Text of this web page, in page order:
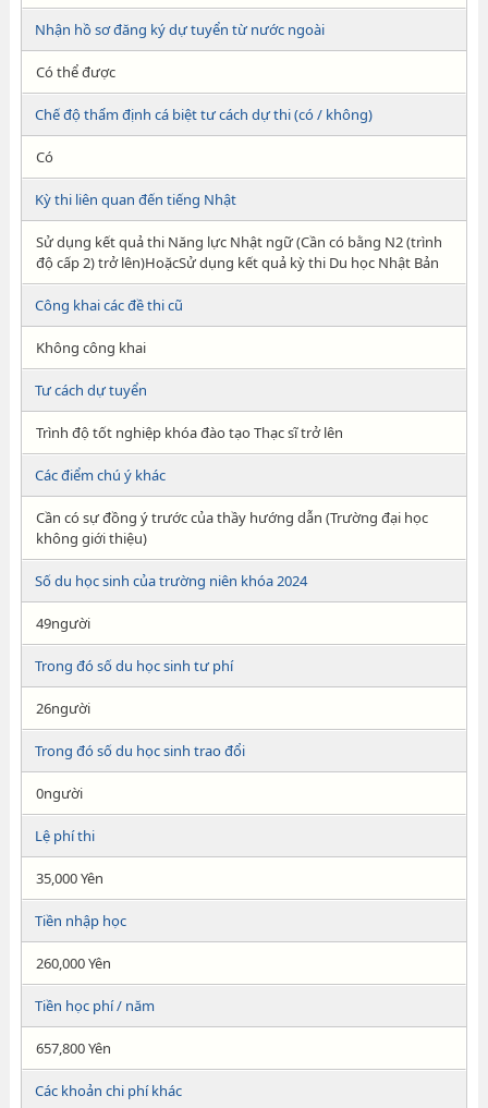
Nhận hồ sơ đăng ký dự tuyển từ nước ngoài
Có thể được
Chế độ thẩm định cá biệt tư cách dự thi (có / không)
Có
Kỳ thi liên quan đến tiếng Nhật
Sử dụng kết quả thi Năng lực Nhật ngữ (Cần có bằng N2 (trình
độ cấp 2) trở lên)HoặcSử dụng kết quả kỳ thi Du học Nhật Bản
Công khai các đề thi cũ
Không công khai
Tư cách dự tuyển
Trình độ tốt nghiệp khóa đào tạo Thạc sĩ trở lên
Các điểm chú ý khác
Cần có sự đồng ý trước của thầy hướng dẫn (Trường đại học
không giới thiệu)
Số du học sinh của trường niên khóa 2024
49người
Trong đó số du học sinh tư phí
26người
Trong đó số du học sinh trao đổi
0người
Lệ phí thi
35,000 Yên
Tiền nhập học
260,000 Yên
Tiền học phí / năm
657,800 Yên
Các khoản chi phí khác